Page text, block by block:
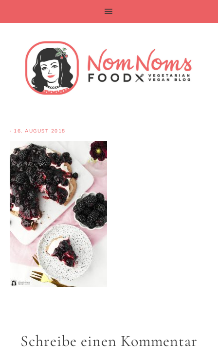
· 16. AUGUST 2018
Schreibe einen Kommentar